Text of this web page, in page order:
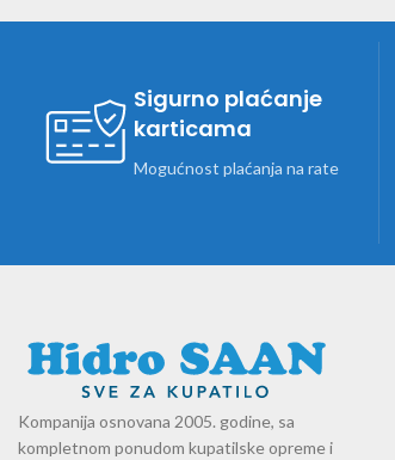
Sigurno plaćanje
karticama
Mogućnost plaćanja na rate
Kompanija osnovana 2005. godine, sa
kompletnom ponudom kupatilske opreme i